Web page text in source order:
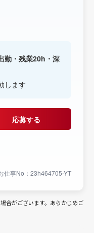
勤・残業20h・深
します
応募する
仕事No：23h464705-YT
合がございます。あらかじめご